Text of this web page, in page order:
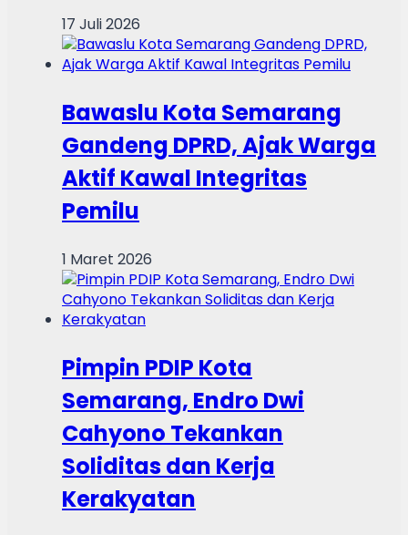
17 Juli 2026
Bawaslu Kota Semarang
Gandeng DPRD, Ajak Warga
Aktif Kawal Integritas
Pemilu
1 Maret 2026
Pimpin PDIP Kota
Semarang, Endro Dwi
Cahyono Tekankan
Soliditas dan Kerja
Kerakyatan